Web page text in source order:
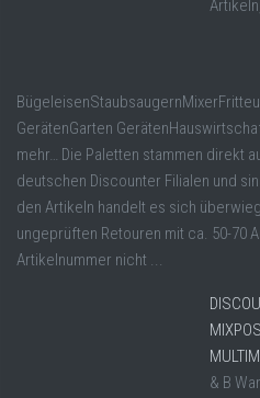
GerätenGarten
mehr… Die Paletten stammen direkt
deutschen Discounter Filialen und
den Artikeln handelt es sich
ungeprüften Retouren mit ca. 50-70
Artikelnummer nicht ...
& B